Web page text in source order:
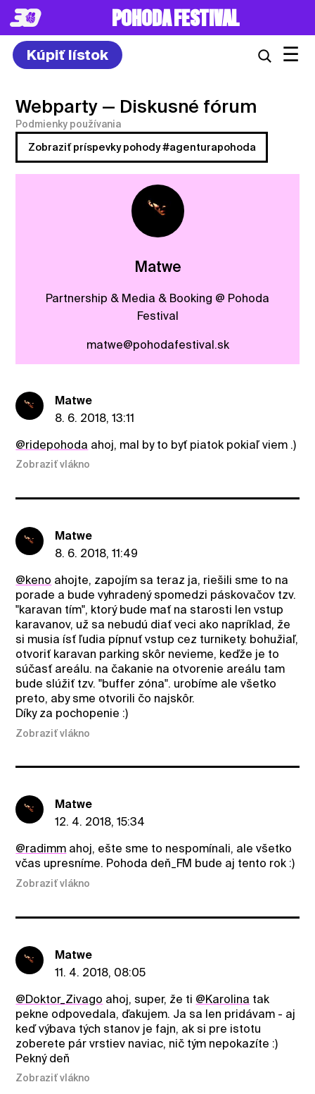
POHODA FESTIVAL
Kúpiť lístok ☰
Webparty — Diskusné fórum
Podmienky používania
Zobraziť príspevky pohody #agenturapohoda
Matwe
Partnership & Media & Booking @ Pohoda
Festival
matwe@pohodafestival.sk
Matwe
8. 6. 2018, 13:11
@ridepohoda ahoj, mal by to byť piatok pokiaľ viem .)
Zobraziť vlákno
Matwe
8. 6. 2018, 11:49
@keno ahojte, zapojím sa teraz ja, riešili sme to na
porade a bude vyhradený spomedzi páskovačov tzv.
"karavan tím", ktorý bude mať na starosti len vstup
karavanov, už sa nebudú diať veci ako napríklad, že
si musia ísť ľudia pípnuť vstup cez turnikety. bohužiaľ,
otvoriť karavan parking skôr nevieme, keďže je to
súčasť areálu. na čakanie na otvorenie areálu tam
bude slúžiť tzv. "buffer zóna". urobíme ale všetko
preto, aby sme otvorili čo najskôr.
Díky za pochopenie :)
Zobraziť vlákno
Matwe
12. 4. 2018, 15:34
@radimm ahoj, ešte sme to nespomínali, ale všetko
včas upresníme. Pohoda deň_FM bude aj tento rok :)
Zobraziť vlákno
Matwe
11. 4. 2018, 08:05
@Doktor_Zivago ahoj, super, že ti @Karolina tak
pekne odpovedala, ďakujem. Ja sa len pridávam - aj
keď výbava tých stanov je fajn, ak si pre istotu
zoberete pár vrstiev naviac, nič tým nepokazíte :)
Pekný deň
Zobraziť vlákno